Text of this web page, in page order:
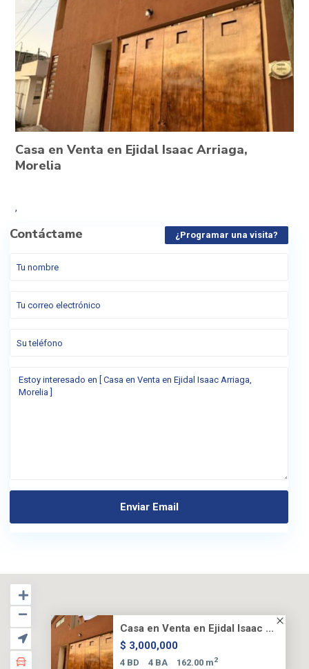
Casa en Venta en Ejidal Isaac Arriaga,
Morelia
,
Contáctame ¿Programar una visita?
Casa en Venta en Ejidal Isaac ...
$ 3,000,000
4 BD 4 BA 162.00 m2